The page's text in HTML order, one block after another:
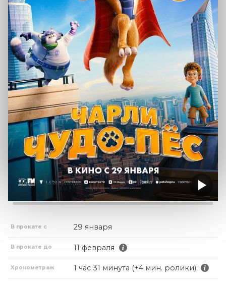
В прокате с 29 января
В прокате до 11 февраля
Хронометраж 1 час 31 минута (+4 мин. ролики)